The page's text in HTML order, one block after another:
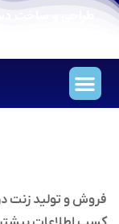
طراحی و ساخت
فروش و تولید زنت